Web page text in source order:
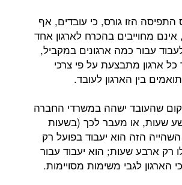
התפיסה הזו גורס, כי עובדים, אף
מחוייבים בהכרח לארגון אחד
עבור כמה ארגונים במקביל,
ארגון מתבצעת על פי צרכי
בין הארגון לעובד.
שהעובד ישהה במשרדי החברה
שעות, או מעבר לכך (בשעות
הזה הוא יעבוד בפועל רק
רק ארבע שעות; הוא יעבוד עבור
הארגון לגבי משימות מסויימות.